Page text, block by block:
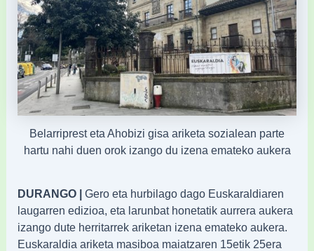
Belarriprest eta Ahobizi gisa ariketa sozialean parte
hartu nahi duen orok izango du izena emateko aukera
DURANGO |Gero eta hurbilago dago Euskaraldiaren
laugarren edizioa, eta larunbat honetatik aurrera aukera
izango dute herritarrek ariketan izena emateko aukera.
Euskaraldia ariketa masiboa maiatzaren 15etik 25era